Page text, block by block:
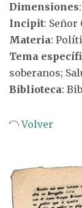
Dimensiones
Incipit: Señor
Materia:
Tema
soberanos;
Biblioteca:
Volver